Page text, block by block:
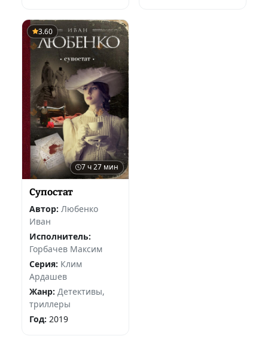
3.60
7 ч 27 мин
Супостат
Автор: Любенко
Иван
Исполнитель:
Горбачев Максим
Серия: Клим
Ардашев
Жанр: Детективы,
триллеры
Год: 2019